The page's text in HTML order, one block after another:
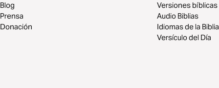
Blog
Prensa
Donación
Versiones bíblicas
Audio Biblias
Idiomas de la Biblia
Versículo del Día